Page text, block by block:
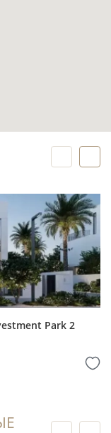
бассейном,
полю
и покупателей,
метраж.
жилую
поэтому
виллы в
Park 2